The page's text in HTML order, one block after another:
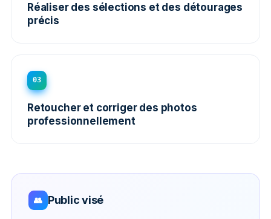
Réaliser des sélections et des détourages
précis
03
Retoucher et corriger des photos
professionnellement
👥 Public visé